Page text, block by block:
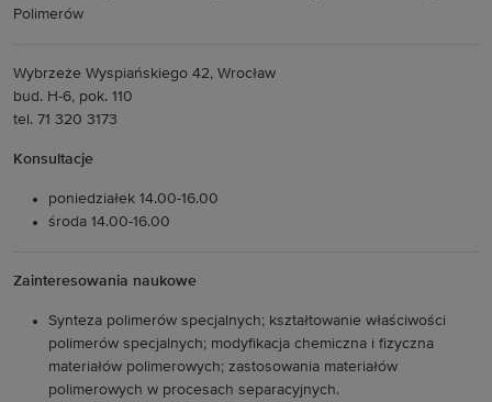
Polimerów
Wybrzeże Wyspiańskiego 42, Wrocław
bud. H-6, pok. 110
tel. 71 320 3173
Konsultacje
poniedziałek 14.00-16.00
środa 14.00-16.00
Zainteresowania naukowe
Synteza polimerów specjalnych; kształtowanie właściwości
polimerów specjalnych; modyfikacja chemiczna i fizyczna
materiałów polimerowych; zastosowania materiałów
polimerowych w procesach separacyjnych.